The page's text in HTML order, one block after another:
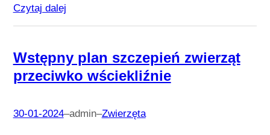
Czytaj dalej
Wstępny plan szczepień zwierząt
przeciwko wściekliźnie
30-01-2024–admin–Zwierzęta